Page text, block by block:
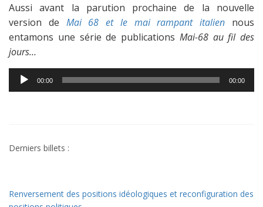
Aussi avant la parution prochaine de la nouvelle
version de Mai 68 et le mai rampant italien nous
entamons une série de publications Mai-68 au fil des
jours…
Lecteur
audio
00:00 00:00
Derniers billets :
Renversement des positions idéologiques et reconfiguration des